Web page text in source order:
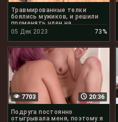
Травмированные телки
боялись мужиков, и решили
променять член на
кунилингус
05 Дек 2023 73%
20:36
7703
Подруга постоянно
отыгрывала меня, поэтому я